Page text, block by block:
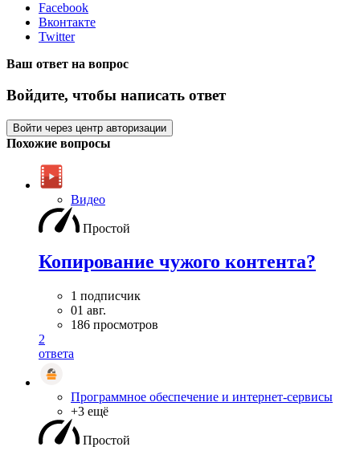
Facebook
Вконтакте
Twitter
Ваш ответ на вопрос
Войдите, чтобы написать ответ
Войти через центр авторизации
Похожие вопросы
Видео
Простой
Копирование чужого контента?
1 подписчик
01 авг.
186 просмотров
2
ответа
Программное обеспечение и интернет-сервисы
+3 ещё
Простой